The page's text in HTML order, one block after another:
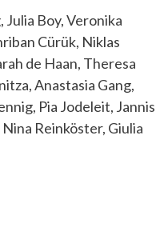
Julia Boy, Veronika
Cürük, Niklas
de Haan, Theresa
Anastasia Gang,
Pia Jodeleit, Jannis
Reinköster, Giulia